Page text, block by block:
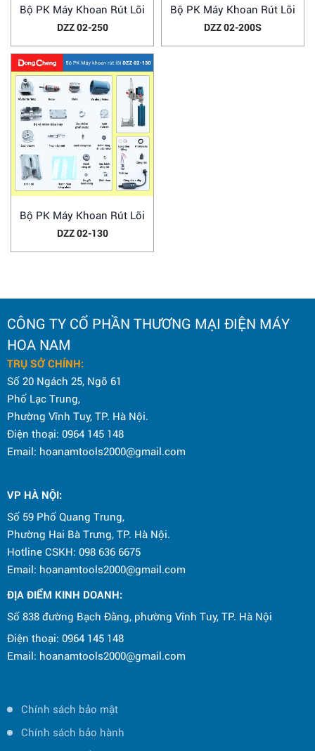
Bộ PK Máy Khoan Rút Lõi
DZZ 02-250
Bộ PK Máy Khoan Rút Lõi
DZZ 02-200S
Bộ PK Máy Khoan Rút Lõi
DZZ 02-130
CÔNG TY CỔ PHẦN THƯƠNG MẠI ĐIỆN MÁY
HOA NAM
TRỤ SỞ CHÍNH:
Số 20 Ngách 25, Ngõ 61
Phố Lạc Trung,
Phường Vĩnh Tuy, TP. Hà Nội.
Điện thoại: 0964 145 148
Email: hoanamtools2000@gmail.com
VP HÀ NỘI:
Số 59 Phố Quang Trung,
Phường Hai Bà Trưng, TP. Hà Nội.
Hotline CSKH: 098 636 6675
Email: hoanamtools2000@gmail.com
ĐỊA ĐIỂM KINH DOANH:
Số 838 đường Bạch Đằng, phường Vĩnh Tuy, TP. Hà Nội
Điện thoại: 0964 145 148
Email: hoanamtools2000@gmail.com
Chính sách bảo mật
Chính sách bảo hành